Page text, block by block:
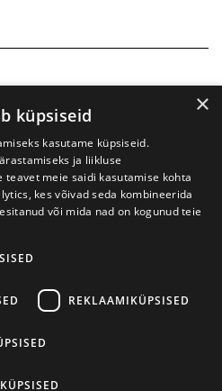
+372 56906836
×
küpsiseid
kasutame küpsiseid.
ja liikluse
teavet meie saidi kasutamise kohta
kes võivad seda kombineerida
või mida nad on kogunud teie
REKLAAMIKÜPSISED